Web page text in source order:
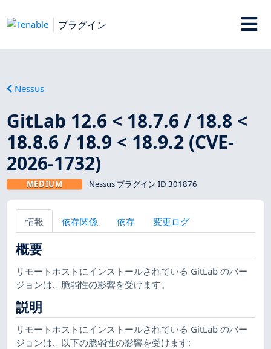
プラグイン
Nessus
GitLab 12.6 < 18.7.6 / 18.8 <
18.8.6 / 18.9 < 18.9.2 (CVE-
2026-1732)
MEDIUM Nessus プラグイン ID 301876
情報 依存関係 依存 変更ログ
概要
リモートホストにインストールされている GitLab のバー
ジョンは、脆弱性の影響を受けます。
説明
リモートホストにインストールされている GitLab のバー
ジョンは、以下の脆弱性の影響を受けます: